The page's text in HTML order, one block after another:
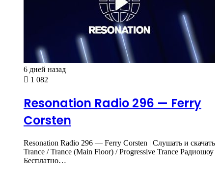
6 дней назад
1 082
Resonation Radio 296 — Ferry
Corsten
Resonation Radio 296 — Ferry Corsten | Слушать и скачать
Trance / Trance (Main Floor) / Progressive Trance Радиошоу
Бесплатно…